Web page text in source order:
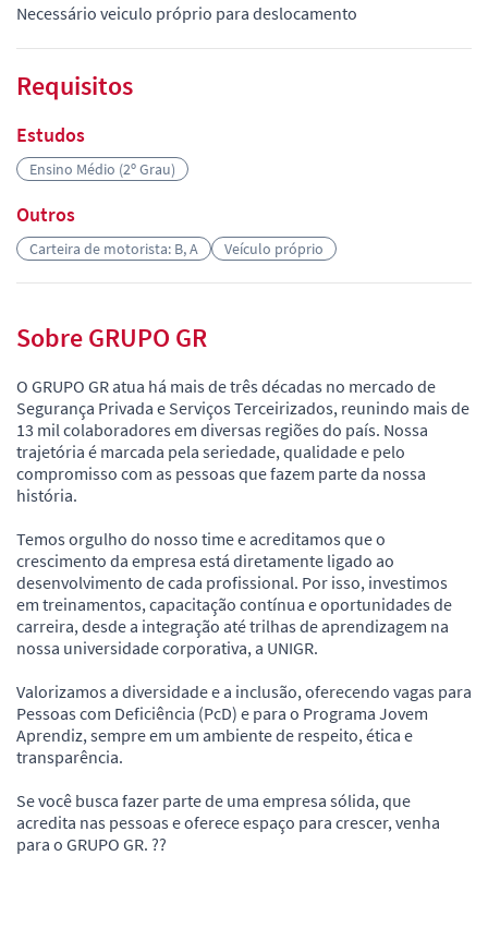
Necessário veiculo próprio para deslocamento
Requisitos
Estudos
Ensino Médio (2º Grau)
Outros
Carteira de motorista: B, A Veículo próprio
Sobre GRUPO GR
O GRUPO GR atua há mais de três décadas no mercado de
Segurança Privada e Serviços Terceirizados, reunindo mais de
13 mil colaboradores em diversas regiões do país. Nossa
trajetória é marcada pela seriedade, qualidade e pelo
compromisso com as pessoas que fazem parte da nossa
história.
Temos orgulho do nosso time e acreditamos que o
crescimento da empresa está diretamente ligado ao
desenvolvimento de cada profissional. Por isso, investimos
em treinamentos, capacitação contínua e oportunidades de
carreira, desde a integração até trilhas de aprendizagem na
nossa universidade corporativa, a UNIGR.
Valorizamos a diversidade e a inclusão, oferecendo vagas para
Pessoas com Deficiência (PcD) e para o Programa Jovem
Aprendiz, sempre em um ambiente de respeito, ética e
transparência.
Se você busca fazer parte de uma empresa sólida, que
acredita nas pessoas e oferece espaço para crescer, venha
para o GRUPO GR. ??